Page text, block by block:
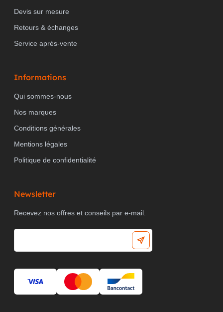
Devis sur mesure
Retours & échanges
Service après-vente
Informations
Qui sommes-nous
Nos marques
Conditions générales
Mentions légales
Politique de confidentialité
Newsletter
Recevez nos offres et conseils par e-mail.